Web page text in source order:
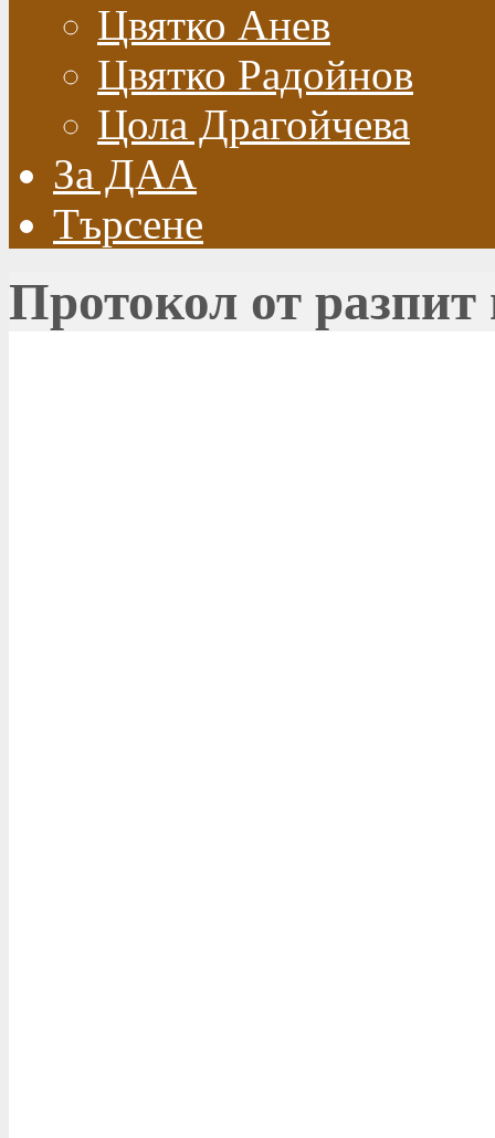
Цвятко Анев
Цвятко Радойнов
Цола Драгойчева
За ДАА
Търсене
Протокол от